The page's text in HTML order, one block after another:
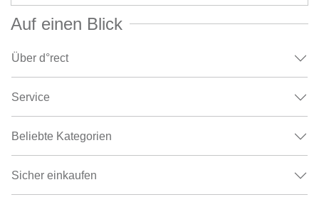
Auf einen Blick
Über d°rect
Service
Beliebte Kategorien
Sicher einkaufen